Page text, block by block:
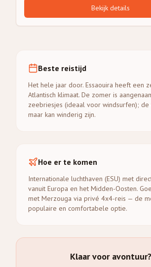
Bekijk details
Beste reistijd
Het hele jaar door. Essaouira heeft een
Atlantisch klimaat. De zomer is
zeebriesjes (ideaal voor windsurfen);
maar kan winderig zijn.
Hoe er te komen
Internationale luchthaven (ESU) met
vanuit Europa en het Midden-Oosten.
met Merzouga via privé 4x4-reis — de
populaire en comfortabele optie.
Klaar voor avontuur?